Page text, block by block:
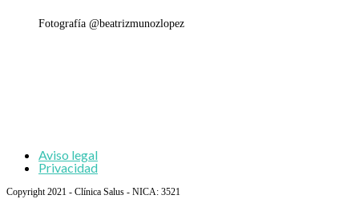
Fotografía @beatrizmunozlopez
Aviso legal
Privacidad
Copyright 2021 - Clínica Salus - NICA: 3521